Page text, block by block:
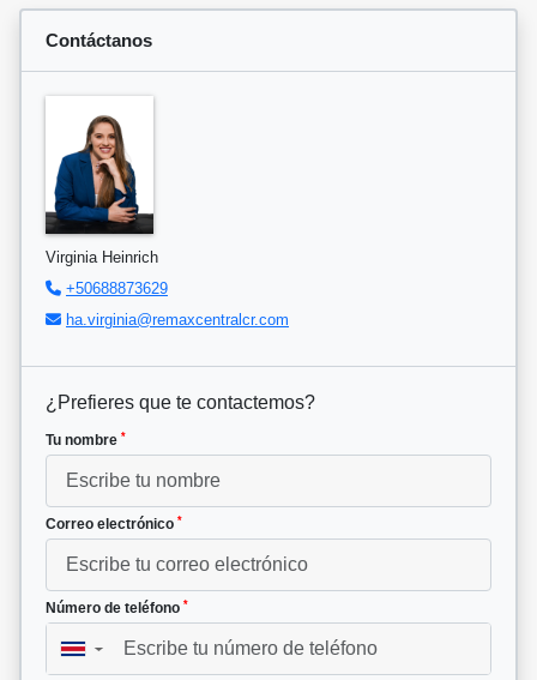
Contáctanos
Virginia Heinrich
+50688873629
ha.virginia@remaxcentralcr.com
¿Prefieres que te contactemos?
Tu nombre *
Correo electrónico *
Número de teléfono *
▼